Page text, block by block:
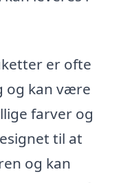
er ofte
og kan være
farver og
til at
og kan